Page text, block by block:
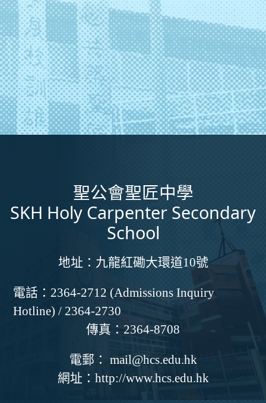
聖公會聖匠中學
SKH Holy Carpenter Secondary
School
地址： 九龍紅磡大環道10號
電話： 2364-2712 (Admissions Inquiry
Hotline) / 2364-2730
傳真： 2364-8708
電郵： mail@hcs.edu.hk
網址： http://www.hcs.edu.hk